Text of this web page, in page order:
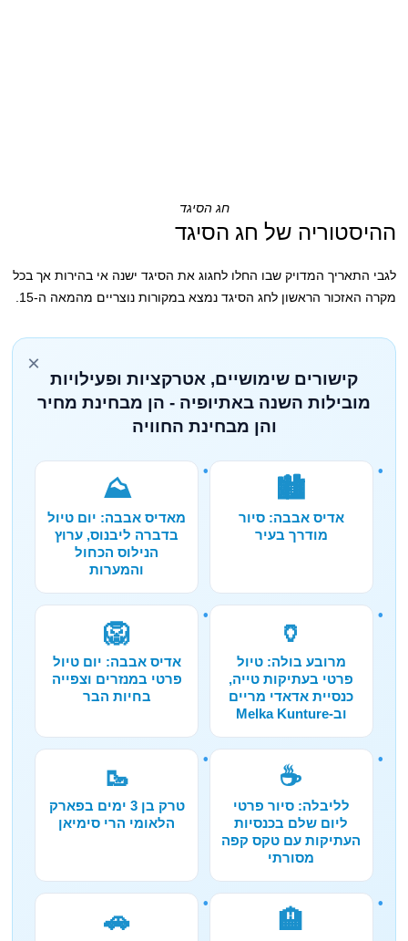
חג הסיגד
ההיסטוריה של חג הסיגד
לגבי התאריך המדויק שבו החלו לחגוג את הסיגד ישנה אי בהירות אך בכל
מקרה האזכור הראשון לחג הסיגד נמצא במקורות נוצריים מהמאה ה-15.
×
קישורים שימושיים, אטרקציות ופעילויות
מובילות השנה באתיופיה - הן מבחינת מחיר
והן מבחינת החוויה
🏙️
אדיס אבבה: סיור
מודרך בעיר
⛰️
מאדיס אבבה: יום טיול
בדברה ליבנוס, ערוץ
הנילוס הכחול
והמערות
🏺
מרובע בולה: טיול
פרטי בעתיקות טייה,
כנסיית אדאדי מריים
וב-Melka Kunture
🦁
אדיס אבבה: יום טיול
פרטי במנזרים וצפייה
בחיות הבר
☕
לליבלה: סיור פרטי
ליום שלם בכנסיות
העתיקות עם טקס קפה
מסורתי
🥾
טרק בן 3 ימים בפארק
הלאומי הרי סימיאן
🏨
🚗